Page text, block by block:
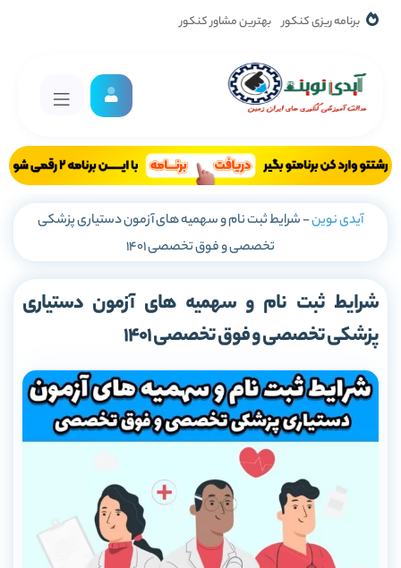
برنامه ریزی کنکور بهترین مشاور کنکور
آیدی نوین-شرایط ثبت نام و سهمیه های آزمون دستیاری پزشکی
تخصصی و فوق تخصصی 1401
شرایط ثبت نام و سهمیه های آزمون دستیاری
پزشکی تخصصی و فوق تخصصی 1401